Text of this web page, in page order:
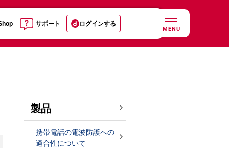
サポート ログインする
MENU
製品
携帯電話の電波防護への
適合性について